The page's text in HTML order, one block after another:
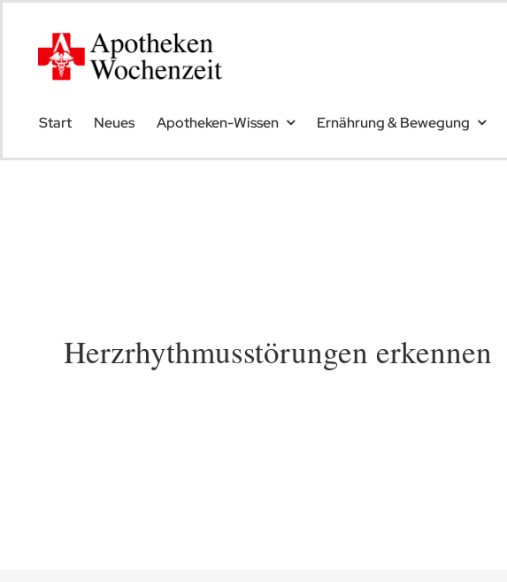
content
Start Neues Apotheken-Wissen Ernährung & Bewegung
Herzrhythmusstörungen erkennen